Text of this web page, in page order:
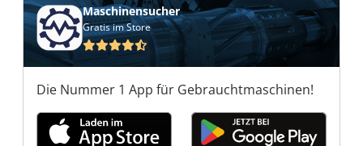
Maschinensucher
Gratis im Store
Die Nummer 1 App für Gebrauchtmaschinen!